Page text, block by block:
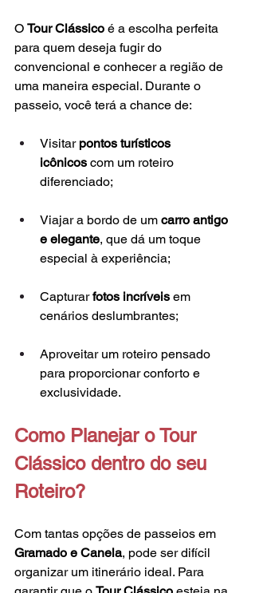
O Tour Clássico é a escolha perfeita
para quem deseja fugir do
convencional e conhecer a região de
uma maneira especial. Durante o
passeio, você terá a chance de:
Visitar pontos turísticos
icônicos com um roteiro
diferenciado;
Viajar a bordo de um carro antigo
e elegante, que dá um toque
especial à experiência;
Capturar fotos incríveis em
cenários deslumbrantes;
Aproveitar um roteiro pensado
para proporcionar conforto e
exclusividade.
Como Planejar o Tour
Clássico dentro do seu
Roteiro?
Com tantas opções de passeios em
Gramado e Canela, pode ser difícil
organizar um itinerário ideal. Para